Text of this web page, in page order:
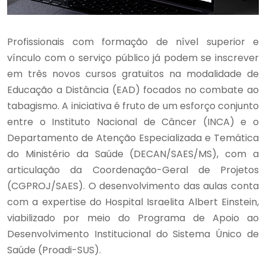
Profissionais com formação de nível superior e
vínculo com o serviço público já podem se inscrever
em três novos cursos gratuitos na modalidade de
Educação a Distância (EAD) focados no combate ao
tabagismo. A iniciativa é fruto de um esforço conjunto
entre o Instituto Nacional de Câncer (INCA) e o
Departamento de Atenção Especializada e Temática
do Ministério da Saúde (DECAN/SAES/MS), com a
articulação da Coordenação-Geral de Projetos
(CGPROJ/SAES). O desenvolvimento das aulas conta
com a expertise do Hospital Israelita Albert Einstein,
viabilizado por meio do Programa de Apoio ao
Desenvolvimento Institucional do Sistema Único de
Saúde (Proadi-SUS).